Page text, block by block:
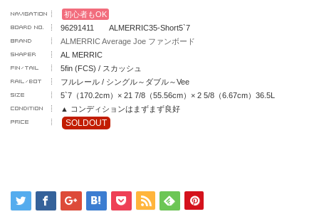
初心者もOK
96291411 ALMERRIC35-Short5`7
ALMERRIC Average Joe ファンボード
AL MERRIC
5fin (FCS) / スカッシュ
フルレール / シングル～ダブル～Vee
5`7（170.2cm）× 21 7/8（55.56cm）× 2 5/8（6.67cm）36.5L
▲ コンディションはまずまず良好
SOLDOUT